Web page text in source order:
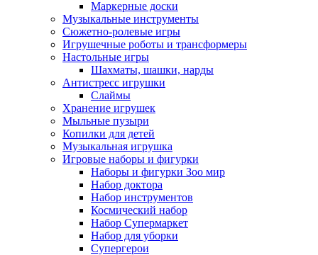
Маркерные доски
Музыкальные инструменты
Сюжетно-ролевые игры
Игрушечные роботы и трансформеры
Настольные игры
Шахматы, шашки, нарды
Антистресс игрушки
Слаймы
Хранение игрушек
Мыльные пузыри
Копилки для детей
Музыкальная игрушка
Игровые наборы и фигурки
Наборы и фигурки Зоо мир
Набор доктора
Набор инструментов
Космический набор
Hабор Супермаркет
Набор для уборки
Супергерои